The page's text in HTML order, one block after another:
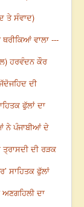
ਤੇ ਸੰਵਾਦ)
ਥਰੀਕਿਆਂ ਵਾਲਾ ---
ਹਰਵੰਦਨ ਕੌਰ
ਦੀ
ਫੁੱਲਾਂ ਦਾ
ਨੇ ਪੰਜਾਬੀਆਂ ਦੇ
ਦੀ ਰੜਕ
ਸਾਹਿਤਕ ਫੁੱਲਾਂ
ਦਾ